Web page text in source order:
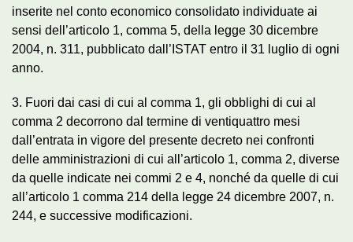
inserite nel conto economico consolidato individuate ai
sensi dell’articolo 1, comma 5, della legge 30 dicembre
2004, n. 311, pubblicato dall’ISTAT entro il 31 luglio di ogni
anno.
3. Fuori dai casi di cui al comma 1, gli obblighi di cui al
comma 2 decorrono dal termine di ventiquattro mesi
dall’entrata in vigore del presente decreto nei confronti
delle amministrazioni di cui all’articolo 1, comma 2, diverse
da quelle indicate nei commi 2 e 4, nonché da quelle di cui
all’articolo 1 comma 214 della legge 24 dicembre 2007, n.
244, e successive modificazioni.